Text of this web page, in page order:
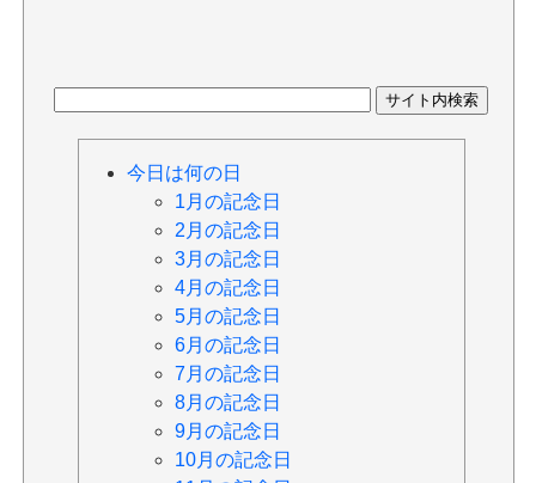
今日は何の日
1月の記念日
2月の記念日
3月の記念日
4月の記念日
5月の記念日
6月の記念日
7月の記念日
8月の記念日
9月の記念日
10月の記念日